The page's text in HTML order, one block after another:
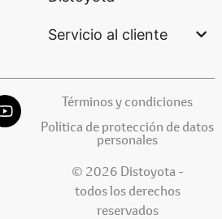
Servicio al cliente
Términos y condiciones
Política de protección de datos
personales
© 2026 Distoyota -
todos los derechos
reservados